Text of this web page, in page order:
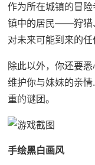
作为所在城镇的冒
镇中的居民——狩猎
对未来可能到来的任
除此以外，你还要
维护你与妹妹的亲
重的谜团。
手绘黑白画风